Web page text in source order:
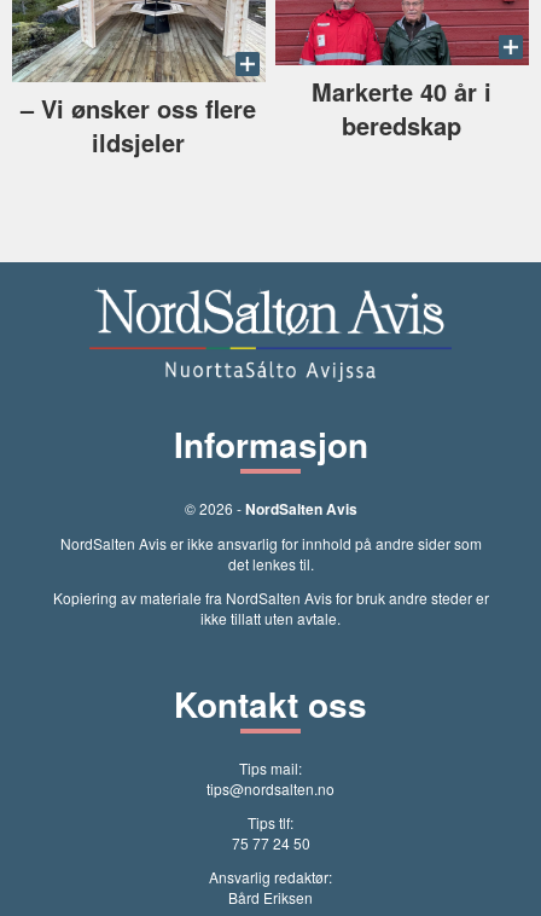
–⁠ Vi ønsker oss flere
ildsjeler
Markerte 40 år i
beredskap
Informasjon
© 2026 -NordSalten Avis
NordSalten Avis er ikke ansvarlig for innhold på andre sider som
det lenkes til.
Kopiering av materiale fra NordSalten Avis for bruk andre steder er
ikke tillatt uten avtale.
Kontakt oss
Tips mail:
tips@nordsalten.no
Tips tlf:
75 77 24 50
Ansvarlig redaktør:
Bård Eriksen